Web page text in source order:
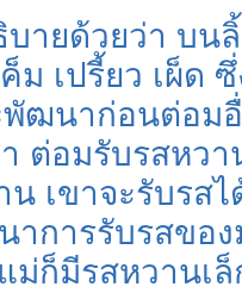
ายด้วยว่า บน
ม เปรี้ยว เผ็ด
พัฒนาก่อนต่อม
ต่อมรับรสหว
น เขาจะรับร
าการรับรสขอ
ม่ก็มีรสหวานเ